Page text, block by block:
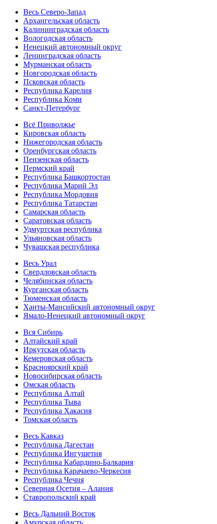
Весь Северо-Запад
Архангельская область
Калининградская область
Вологодская область
Ненецкий автономный округ
Ленинградская область
Мурманская область
Новгородская область
Псковская область
Республика Карелия
Республика Коми
Санкт-Петербург
Всё Приволжье
Кировская область
Нижегородская область
Оренбургская область
Пензенская область
Пермский край
Республика Башкортостан
Республика Марий Эл
Республика Мордовия
Республика Татарстан
Самарская область
Саратовская область
Удмуртская республика
Ульяновская область
Чувашская республика
Весь Урал
Свердловская область
Челябинская область
Курганская область
Тюменская область
Ханты-Мансийский автономный округ
Ямало-Ненецкий автономный округ
Вся Сибирь
Алтайский край
Иркутская область
Кемеровская область
Красноярский край
Новосибирская область
Омская область
Республика Алтай
Республика Тыва
Республика Хакасия
Томская область
Весь Кавказ
Республика Дагестан
Республика Ингушетия
Республика Кабардино-Балкария
Республика Карачаево-Черкесия
Республика Чечня
Северная Осетия – Алания
Ставропольский край
Весь Дальний Восток
Амурская область